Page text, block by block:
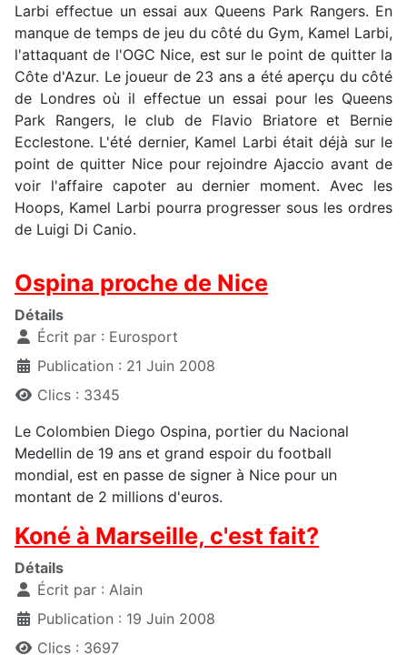
Larbi effectue un essai aux Queens Park Rangers. En
manque de temps de jeu du côté du Gym, Kamel Larbi,
l'attaquant de l'OGC Nice, est sur le point de quitter la
Côte d'Azur. Le joueur de 23 ans a été aperçu du côté
de Londres où il effectue un essai pour les Queens
Park Rangers, le club de Flavio Briatore et Bernie
Ecclestone. L'été dernier, Kamel Larbi était déjà sur le
point de quitter Nice pour rejoindre Ajaccio avant de
voir l'affaire capoter au dernier moment. Avec les
Hoops, Kamel Larbi pourra progresser sous les ordres
de Luigi Di Canio.
Ospina proche de Nice
Détails
Écrit par : Eurosport
Publication : 21 Juin 2008
Clics : 3345
Le Colombien Diego Ospina, portier du Nacional
Medellin de 19 ans et grand espoir du football
mondial, est en passe de signer à Nice pour un
montant de 2 millions d'euros.
Koné à Marseille, c'est fait?
Détails
Écrit par : Alain
Publication : 19 Juin 2008
Clics : 3697